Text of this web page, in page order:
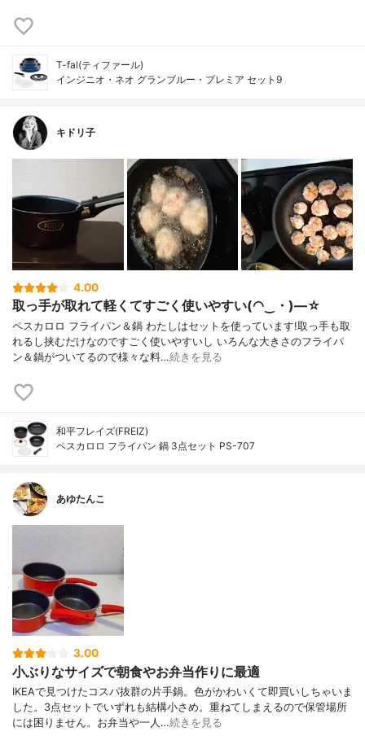
T-fal(ティファール)
インジニオ・ネオ グランブルー・プレミア セット9
キドリ子
4.00
取っ手が取れて軽くてすごく使いやすい(◠‿・)—☆
ペスカロロ フライパン＆鍋 わたしはセットを使っています!取っ手も取
れるし挟むだけなのですごく使いやすいし いろんな大きさのフライパ
ン＆鍋がついてるので様々な料…続きを見る
和平フレイズ(FREIZ)
ペスカロロ フライパン 鍋 3点セット PS-707
あゆたんこ
3.00
小ぶりなサイズで朝食やお弁当作りに最適
IKEAで見つけたコスパ抜群の片手鍋。色がかわいくて即買いしちゃいま
した。3点セットでいずれも結構小さめ。重ねてしまえるので保管場所
には困りません。お弁当や一人…続きを見る